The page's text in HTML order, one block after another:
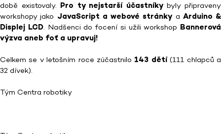
době existovaly. Pro ty nejstarší účastníkybyly připraveny
workshopy jako JavaScript a webové stránky a Arduino &
Displej LCD. Nadšenci do focení si užili workshop Bannerová
výzva aneb foť a upravuj!
Celkem se v letošním roce zúčastnilo 143 dětí(111 chlapců a
32 dívek).
Tým Centra robotiky